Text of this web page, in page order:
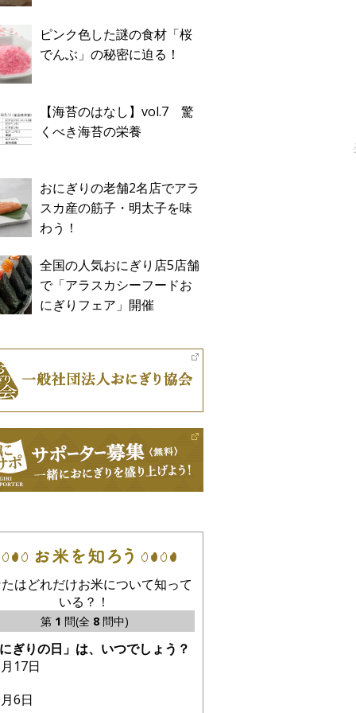
ピンク色した謎の食材「桜
でんぶ」の秘密に迫る！
【海苔のはなし】vol.7 驚
くべき海苔の栄養
おにぎりの老舗2名店でアラ
スカ産の筋子・明太子を味
わう！
全国の人気おにぎり店5店舗
で「アラスカシーフードお
にぎりフェア」開催
はどれだけお米について知って
いる？！
第 1 問(全 8問中)
ぎりの日」は、いつでしょう？
17日
6日